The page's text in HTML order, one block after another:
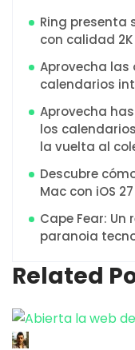
Ring presenta
con calidad 2K
Aprovecha las
calendarios
Aprovecha
los
la vuelta al
Descubre
Mac con iOS 27
Cape Fear: Un
paranoia
Related